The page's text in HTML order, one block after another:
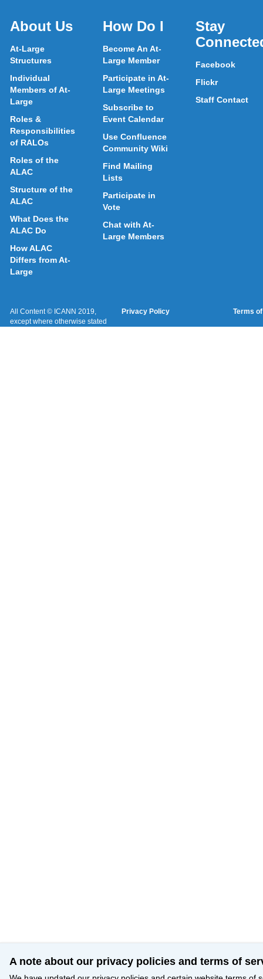
About Us
At-Large
Structures
Individual
Members of At-
Large
Roles &
Responsibilities
of RALOs
Roles of the
ALAC
Structure of the
ALAC
What Does the
ALAC Do
How ALAC
Differs from At-
Large
How Do I
Become An At-
Large Member
Participate in At-
Large Meetings
Subscribe to
Event Calendar
Use Confluence
Community Wiki
Find Mailing
Lists
Participate in
Vote
Chat with At-
Large Members
Stay
Facebook
Flickr
Staff Contact
All Content © ICANN 2019,
except where otherwise stated
Privacy Policy Terms
A note about our privacy policies and terms of